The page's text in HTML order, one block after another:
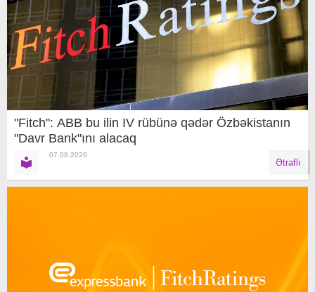
"Fitch": ABB bu ilin IV rübünə qədər Özbəkistanın
"Davr Bank"ını alacaq
07.08.2026
Ətraflı